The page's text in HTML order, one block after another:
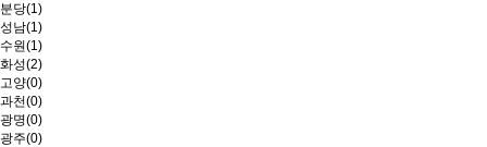
분당(1)
성남(1)
수원(1)
화성(2)
고양(0)
과천(0)
광명(0)
광주(0)